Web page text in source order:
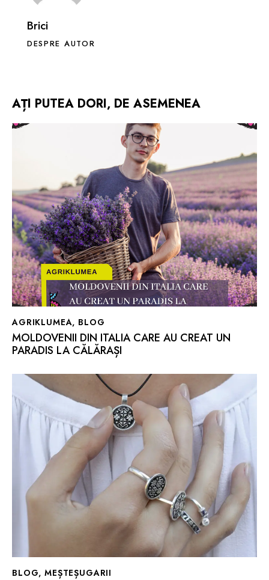
Brici
DESPRE AUTOR
AȚI PUTEA DORI, DE ASEMENEA
AGRIKLUMEA, BLOG
MOLDOVENII DIN ITALIA CARE AU CREAT UN
PARADIS LA CĂLĂRAȘI
BLOG,MEȘTEȘUGARII